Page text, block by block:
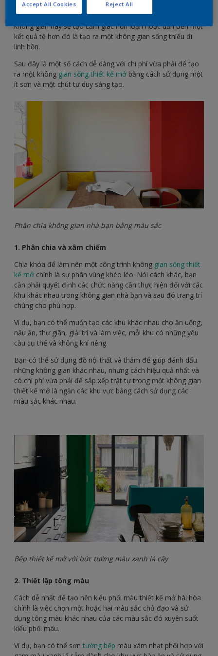
thoáng mát, và tận dụng tối đa từng xăng-ti-mét của không
gian hiện có. Tuy nhiên, nếu không trang trí cẩn thận, các
không gian này sẽ tạo cảm giác hỗn loạn hoặc dẫn đến một
kết quả tệ hơn đó là tạo ra một không gian sống thiếu đi
linh hồn.
Sau đây là một số cách dễ dàng với chi phí vừa phải để tạo
ra một không gian sống thiết kế mở bằng cách sử dụng một
ít sơn và một chút tư duy sáng tạo.
Phân chia không gian nhà bạn bằng màu sắc
1. Phân chia và xâm chiếm
Chìa khóa để làm nên một công trình không gian sống thiết
kế mở chính là sự phân vùng khéo léo. Nói cách khác, bạn
cần phải quyết định các chức năng cần thực hiện đối với các
khu khác nhau trong không gian nhà bạn và sau đó trang trí
chúng cho phù hợp.
Ví dụ, bạn có thể muốn tạo các khu khác nhau cho ăn uống,
nấu ăn, thư giãn, giải trí và làm việc, mỗi khu có những yêu
cầu cụ thể và không khí riêng.
Bạn có thể sử dụng đồ nội thất và thảm để giúp đánh dấu
những không gian khác nhau, nhưng cách hiệu quả nhất và
có chi phí vừa phải để sắp xếp trật tự trong một không gian
thiết kế mở là ngăn các khu vực bằng cách sử dụng các
màu sắc khác nhau.
Bếp thiết kế mở với bức tường màu xanh lá cây
2. Thiết lập tông màu
Cách dễ nhất để tạo nên kiểu phối màu thiết kế mở hài hòa
chính là việc chọn một hoặc hai màu sắc chủ đạo và sử
dụng tông màu khác nhau của các màu sắc đó xuyên suốt
kiểu phối màu.
Ví dụ, bạn có thể sơn tường bếp màu xám nhạt phối hợp với
Reject All
Accept All Cookies